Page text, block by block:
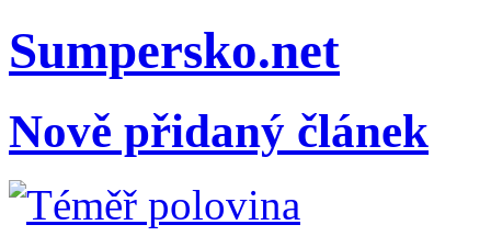
Sumpersko.net
Nově přidaný článek